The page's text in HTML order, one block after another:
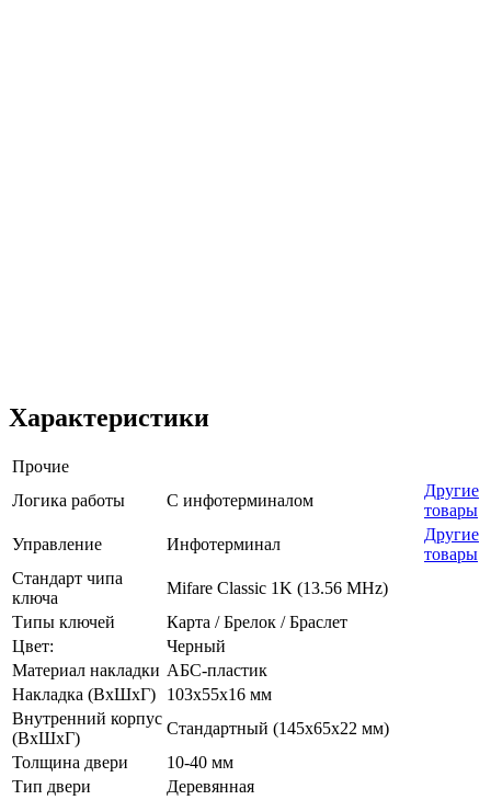
Характеристики
Прочие
Логика работы
С инфотерминалом
Другие
товары
Управление
Инфотерминал
Другие
товары
Стандарт чипа
ключа
Mifare Classic 1K (13.56 MHz)
Типы ключей
Карта / Брелок / Браслет
Цвет:
Черный
Материал накладки АБС-пластик
Накладка (ВхШхГ)
103х55х16 мм
Внутренний корпус
(ВхШхГ)
Стандартный (145х65х22 мм)
Толщина двери
10-40 мм
Тип двери
Деревянная